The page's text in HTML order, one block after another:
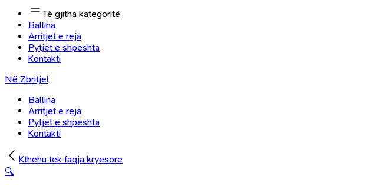
Të gjitha kategoritë
Ballina
Arritjet e reja
Pytjet e shpeshta
Kontakti
Në Zbritje!
Ballina
Arritjet e reja
Pytjet e shpeshta
Kontakti
Kthehu tek faqja kryesore
🔍